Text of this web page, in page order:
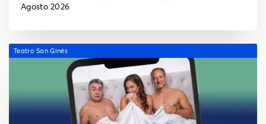
Agosto 2026
Teatro San Ginés